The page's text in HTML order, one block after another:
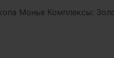
Монье Комплексы: